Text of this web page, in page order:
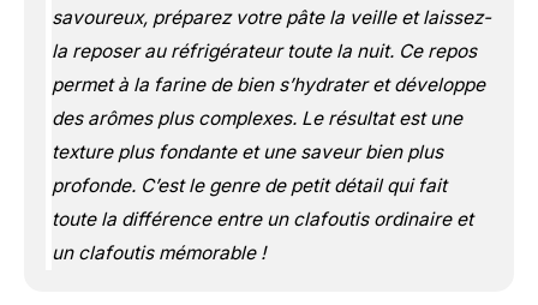
savoureux, préparez votre pâte la veilleet laissez-
la reposer au réfrigérateur toute la nuit. Ce repos
permet à la farine de bien s’hydrater et développe
des arômes plus complexes. Le résultat est une
texture plus fondante et une saveur bien plus
profonde. C’est le genre de petit détail qui fait
toute la différence entre un clafoutis ordinaire et
un clafoutis mémorable !